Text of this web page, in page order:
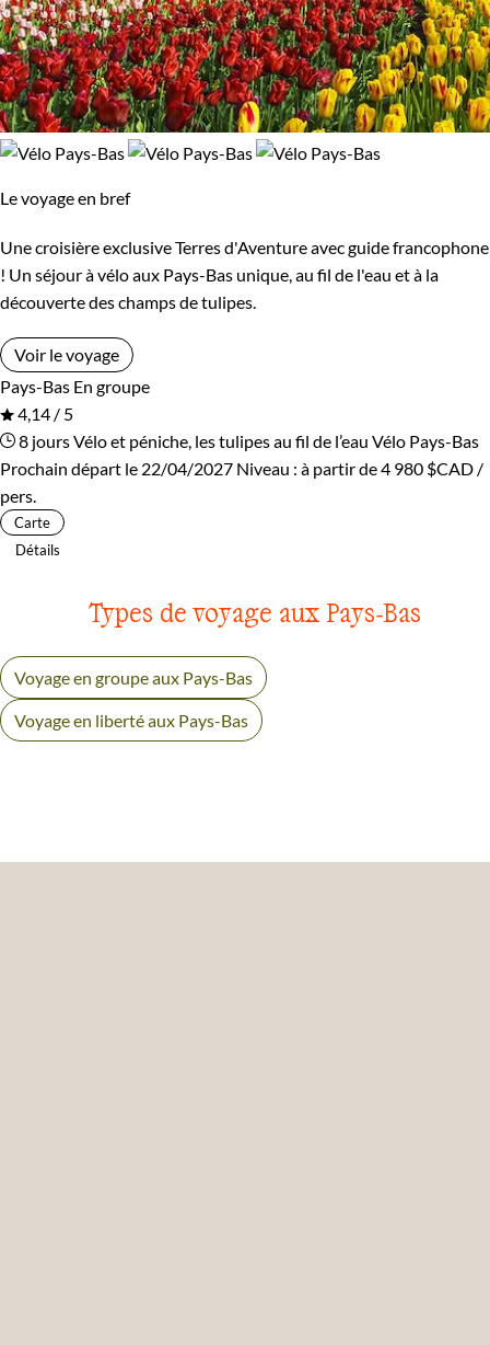
Le voyage en bref
Une croisière exclusive Terres d'Aventure avec guide francophone
! Un séjour à vélo aux Pays-Bas unique, au fil de l'eau et à la
découverte des champs de tulipes.
Voir le voyage
Pays-Bas En groupe
4,14 / 5
8 joursVélo et péniche, les tulipes au fil de l’eau Vélo Pays-Bas
Prochain départ le 22/04/2027 Niveau : à partir de4 980 $CAD /
pers.
Carte
Détails
Types de voyage aux Pays-Bas
Voyage en groupe aux Pays-Bas
Voyage en liberté aux Pays-Bas